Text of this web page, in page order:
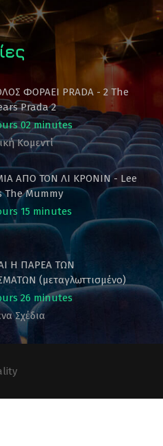
ΦΟΡΑΕΙ PRADA - 2 The
Prada 2
02 minutes
Κομεντί
ΑΠΟ ΤΟΝ ΛΙ ΚΡΟΝΙΝ - Lee
The Mummy
15 minutes
Η ΠΑΡΕΑ ΤΩΝ
(μεταγλωττισμένο)
26 minutes
Σχέδια